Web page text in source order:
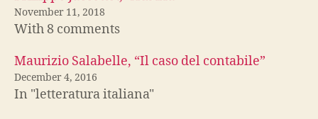
November 11, 2018
With 8 comments
Maurizio Salabelle, “Il caso del contabile”
December 4, 2016
In "letteratura italiana"